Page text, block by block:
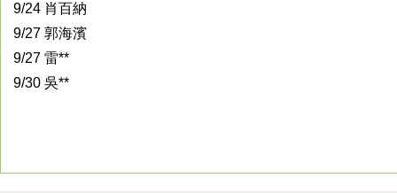
9/24 肖百納
9/27 郭海濱
9/27 雷**
9/30 吳**